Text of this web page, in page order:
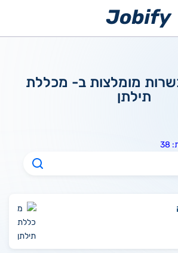
מומלצות ב- מכללת
תילתן